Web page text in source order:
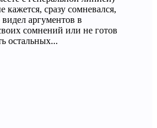
кажется, сразу сомневался,
аргументов в
сомнений или не готов
остальных...